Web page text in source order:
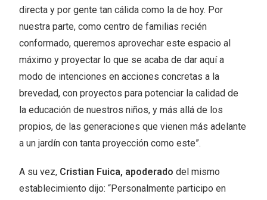
directa y por gente tan cálida como la de hoy. Por
nuestra parte, como centro de familias recién
conformado, queremos aprovechar este espacio al
máximo y proyectar lo que se acaba de dar aquí a
modo de intenciones en acciones concretas a la
brevedad, con proyectos para potenciar la calidad de
la educación de nuestros niños, y más allá de los
propios, de las generaciones que vienen más adelante
a un jardín con tanta proyección como este”.
A su vez, Cristian Fuica, apoderado del mismo
establecimiento dijo: “Personalmente participo en